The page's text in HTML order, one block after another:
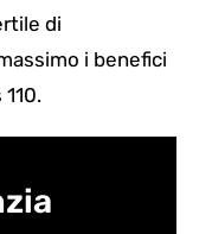
di
i benefici